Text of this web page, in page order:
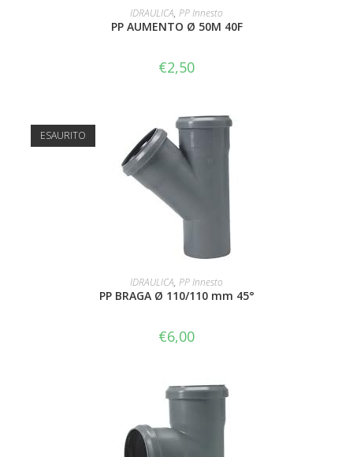
LEGGI TUTTO
IDRAULICA, PP Innesto
PP AUMENTO Ø 50M 40F
€2,50
ESAURITO
LEGGI TUTTO
IDRAULICA, PP Innesto
PP BRAGA Ø 110/110 mm 45°
€6,00